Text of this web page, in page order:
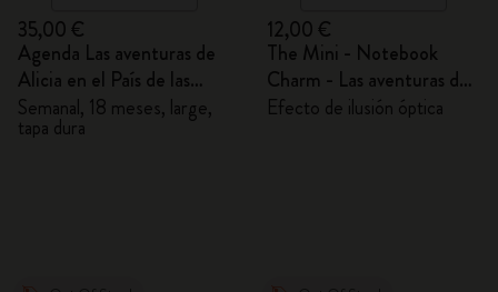
35,00 €
Agenda Las aventuras de
Alicia en el País de las
Maravillas 2026/2027
Semanal, 18 meses, large,
tapa dura
12,00 €
The Mini - Notebook
Charm - Las aventuras de
Alicia en el País de las
Efecto de ilusión óptica